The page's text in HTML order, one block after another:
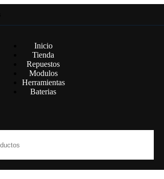
Inicio
Tienda
Repuestos
Modulos
Herramientas
Baterias